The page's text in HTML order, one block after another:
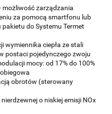
możliwość zarządzania
za pomocą smartfonu lub
do Systemu Termet
wymiennika ciepła ze stali
postaci pojedynczego zwoju
mocy: od 17% do 100%
obrotów (sterowany
o niskiej emisji NOx